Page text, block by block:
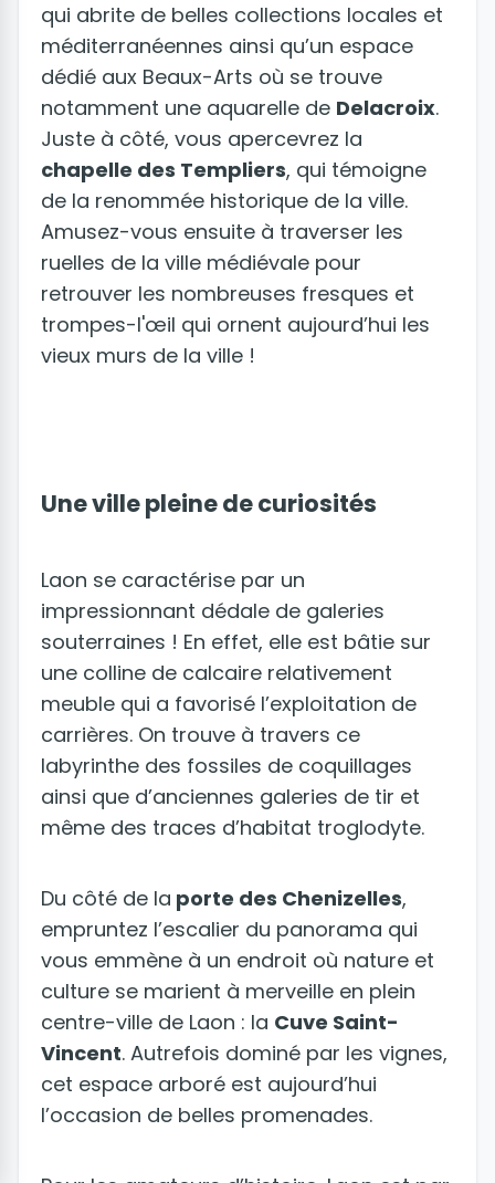
qui abrite de belles collections locales et
méditerranéennes ainsi qu’un espace
dédié aux Beaux-Arts où se trouve
notamment une aquarelle de Delacroix.
Juste à côté, vous apercevrez la
chapelle des Templiers, qui témoigne
de la renommée historique de la ville.
Amusez-vous ensuite à traverser les
ruelles de la ville médiévale pour
retrouver les nombreuses fresques et
trompes-l'œil qui ornent aujourd’hui les
vieux murs de la ville !
Une ville pleine de curiosités
Laon se caractérise par un
impressionnant dédale de galeries
souterraines ! En effet, elle est bâtie sur
une colline de calcaire relativement
meuble qui a favorisé l’exploitation de
carrières. On trouve à travers ce
labyrinthe des fossiles de coquillages
ainsi que d’anciennes galeries de tir et
même des traces d’habitat troglodyte.
Du côté de la porte des Chenizelles,
empruntez l’escalier du panorama qui
vous emmène à un endroit où nature et
culture se marient à merveille en plein
centre-ville de Laon : la Cuve Saint-
Vincent. Autrefois dominé par les vignes,
cet espace arboré est aujourd’hui
l’occasion de belles promenades.